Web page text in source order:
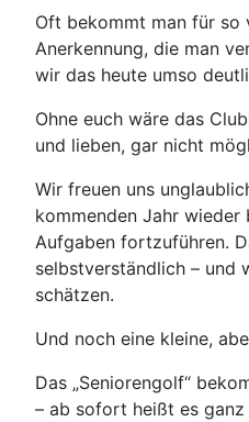
Oft bekommt man für so
Anerkennung, die man
wir das heute umso
Ohne euch wäre das
und lieben, gar nicht
Wir freuen uns
kommenden Jahr
Aufgaben fortzuführen.
selbstverständlich – und
schätzen.
Und noch eine kleine,
Das „Seniorengolf“
– ab sofort heißt es